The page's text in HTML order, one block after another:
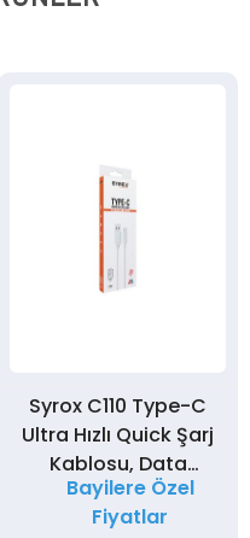
Syrox C110 Type-C
Ultra Hızlı Quick Şarj
Kablosu, Data
Kablosu 3,0A 18W
Bayilere Özel
Fiyatlar